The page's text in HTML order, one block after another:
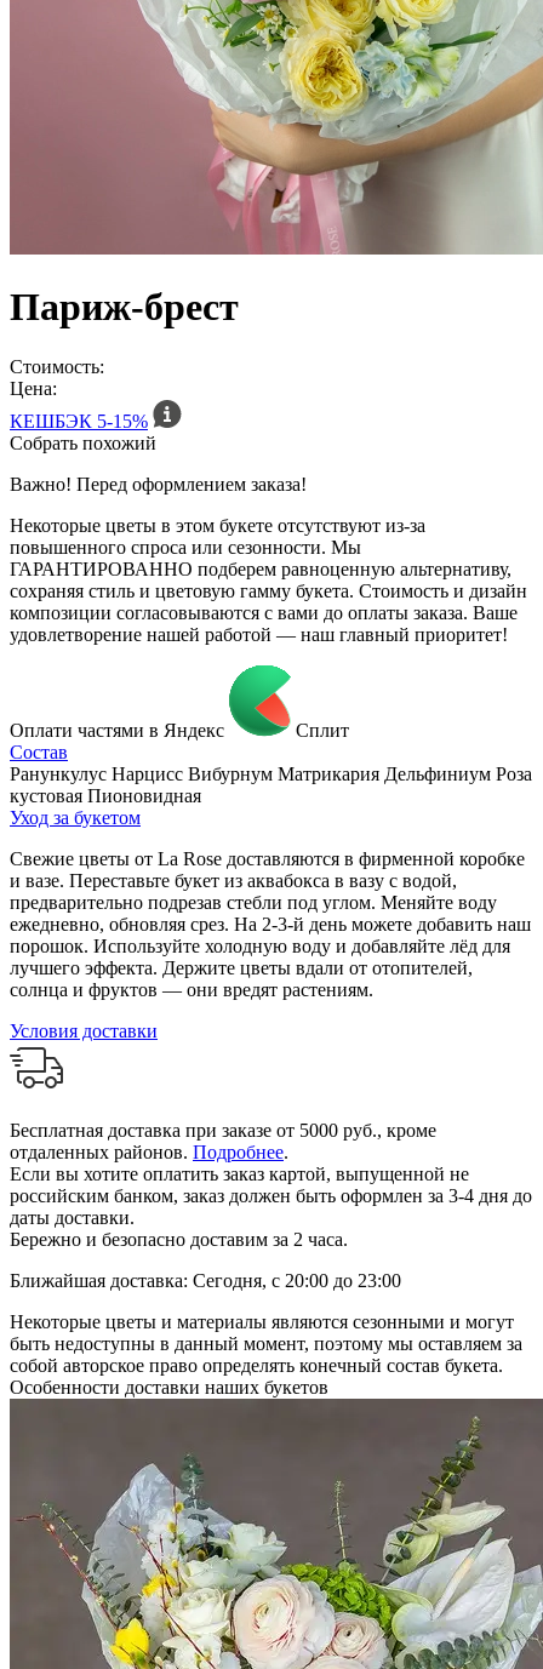
Париж-брест
Стоимость:
Цена:
КЕШБЭК 5-15%
Собрать похожий
Важно! Перед оформлением заказа!
Некоторые цветы в этом букете отсутствуют из-за
повышенного спроса или сезонности. Мы
ГАРАНТИРОВАННО подберем равноценную альтернативу,
сохраняя стиль и цветовую гамму букета. Стоимость и дизайн
композиции согласовываются с вами до оплаты заказа. Ваше
удовлетворение нашей работой — наш главный приоритет!
Оплати частями в Яндекс
Сплит
Состав
Ранункулус Нарцисс Вибурнум Матрикария Дельфиниум Роза
кустовая Пионовидная
Уход за букетом
Свежие цветы от La Rose доставляются в фирменной коробке
и вазе. Переставьте букет из аквабокса в вазу с водой,
предварительно подрезав стебли под углом. Меняйте воду
ежедневно, обновляя срез. На 2-3-й день можете добавить наш
порошок. Используйте холодную воду и добавляйте лёд для
лучшего эффекта. Держите цветы вдали от отопителей,
солнца и фруктов — они вредят растениям.
Условия доставки
Бесплатная доставка при заказе от 5000 руб., кроме
отдаленных районов. Подробнее.
Если вы хотите оплатить заказ картой, выпущенной не
российским банком, заказ должен быть оформлен за 3-4 дня до
даты доставки.
Бережно и безопасно доставим за 2 часа.
Ближайшая доставка: Сегодня, с 20:00 до 23:00
Некоторые цветы и материалы являются сезонными и могут
быть недоступны в данный момент, поэтому мы оставляем за
собой авторское право определять конечный состав букета.
Особенности доставки наших букетов